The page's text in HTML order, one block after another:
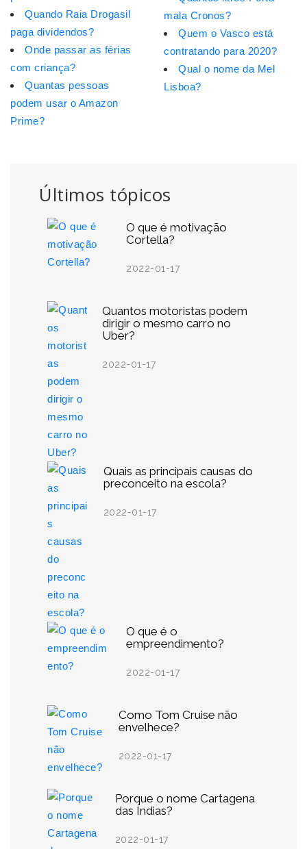
Últimos tópicos
O que é motivação
Cortella?
2022-01-17
Quantos motoristas podem
dirigir o mesmo carro no
Uber?
2022-01-17
Quais as principais causas do
preconceito na escola?
2022-01-17
O que é o
empreendimento?
2022-01-17
Como Tom Cruise não
envelhece?
2022-01-17
Porque o nome Cartagena
das Índias?
2022-01-17
Quando Raia Drogasil
paga dividendos?
Onde passar as férias
com criança?
Quantas pessoas
podem usar o Amazon
Prime?
mala Cronos?
Quem o Vasco está
contratando para 2020?
Qual o nome da Mel
Lisboa?